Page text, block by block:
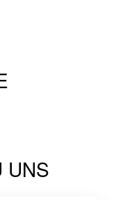
UNS